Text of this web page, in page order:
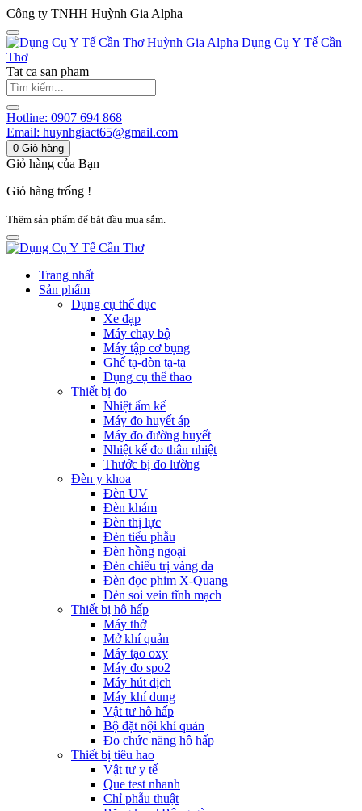
Công ty TNHH Huỳnh Gia Alpha
Huỳnh Gia Alpha Dụng Cụ Y Tế Cần
Thơ
Tat ca san pham
Hotline: 0907 694 868
Email: huynhgiact65@gmail.com
0 Giỏ hàng
Giỏ hàng của Bạn
Giỏ hàng trống !
Thêm sản phẩm để bắt đầu mua sắm.
Trang nhất
Sản phẩm
Dụng cụ thể dục
Xe đạp
Máy chạy bộ
Máy tập cơ bụng
Ghế tạ-đòn tạ-tạ
Dụng cụ thể thao
Thiết bị đo
Nhiệt ẩm kế
Máy đo huyết áp
Máy đo đường huyết
Nhiệt kế đo thân nhiệt
Thước bị đo lường
Đèn y khoa
Đèn UV
Đèn khám
Đèn thị lực
Đèn tiểu phẫu
Đèn hồng ngoại
Đèn chiếu trị vàng da
Đèn đọc phim X-Quang
Đèn soi vein tĩnh mạch
Thiết bị hô hấp
Máy thở
Mở khí quản
Máy tạo oxy
Máy đo spo2
Máy hút dịch
Máy khí dung
Vật tư hô hấp
Bộ đặt nội khí quản
Đo chức năng hô hấp
Thiết bị tiêu hao
Vật tư y tế
Que test nhanh
Chỉ phẫu thuật